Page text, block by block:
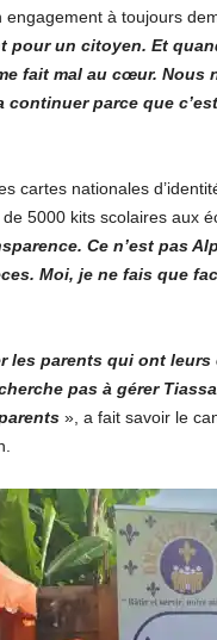
engagement à toujours
pour un citoyen. Et
fait mal au cœur. Nous
continuer parce que
cartes nationales
5000 kits scolaires aux
Ce n’est pas
Moi, je ne fais que
les parents qui ont
pas à gérer
», a fait savoir le